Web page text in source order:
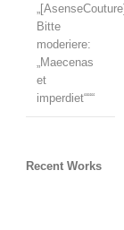
Bitte
moderiere:
„Maecenas
et
imperdiet“““
Recent Works